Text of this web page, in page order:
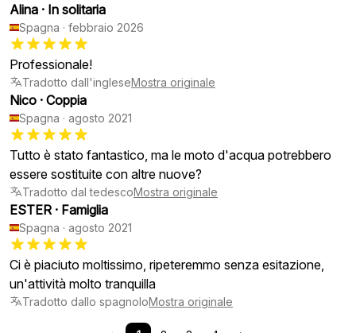
Alina · In solitaria
Spagna · febbraio 2026
Professionale!
Tradotto dall'ingleseMostra originale
Nico · Coppia
Spagna · agosto 2021
Tutto è stato fantastico, ma le moto d'acqua potrebbero
essere sostituite con altre nuove?
Tradotto dal tedescoMostra originale
ESTER · Famiglia
Spagna · agosto 2021
Ci è piaciuto moltissimo, ripeteremmo senza esitazione,
un'attività molto tranquilla
Tradotto dallo spagnoloMostra originale